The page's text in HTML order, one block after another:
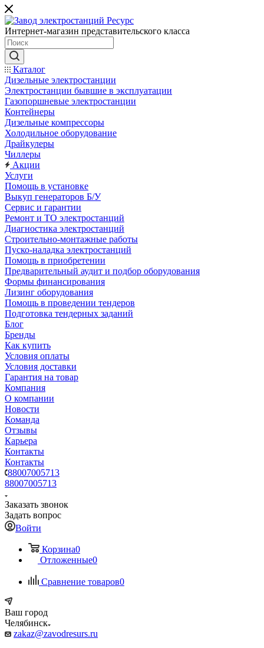
Интернет-магазин представительского класса
Каталог
Дизельные электростанции
Электростанции бывшие в эксплуатации
Газопоршневые электростанции
Контейнеры
Дизельные компрессоры
Холодильное оборудование
Драйкулеры
Чиллеры
Акции
Услуги
Помощь в установке
Выкуп генераторов Б/У
Сервис и гарантии
Ремонт и ТО электростанций
Диагностика электростанций
Строительно-монтажные работы
Пуско-наладка электростанций
Помощь в приобретении
Предварительный аудит и подбор оборудования
Формы финансирования
Лизинг оборудования
Помощь в проведении тендеров
Подготовка тендерных заданий
Блог
Бренды
Как купить
Условия оплаты
Условия доставки
Гарантия на товар
Компания
О компании
Новости
Команда
Отзывы
Карьера
Контакты
Контакты
88007005713
88007005713
Заказать звонок
Задать вопрос
Войти
Корзина0
Отложенные0
Сравнение товаров0
Ваш город
Челябинск
zakaz@zavodresurs.ru